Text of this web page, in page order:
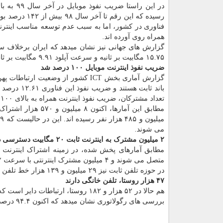
فناوری در کشور، اما به سبب عدم توسعه مناسب
همراه روی آورده اند.
گزارش های جهانی نیز نشان میدهد که ایران برخلاف
۱۵.۷۵ مگابیت بر ثانیه و سرعت آپلود ۹.۹۱ مگابیت بر ثانیه در رتبه ۱۲۹ در بین کشورهای جهان قرار دارد.
ضریب نفوذ اینترنت موبایل ۱۰۰ درصد شد
تعداد مشترکان، ضریب نفوذ اینترنت همراه به بالای ۱۰۰ درصد رسیده و ۸۴ میلیون و ۱۹۶ هزار مشترک از اینترنت موبایل استفاده می نمایند.
می شوند.
۲ میلیون مشترک به اینترنت ثابت ۲۰ مگابیت دسترسی دارند
متصل می شوند و ۴ میلیون مشترک اینترنتی با سرعت ۲ تا ۱۰ مگابیت دارند.
در حوزه تلفن ثابت نیز ۲۹ میلیون و ۱۳۹ هزار خط تلفن در کشور فعال است و ضریب نفوذ آن به ۳۴.۶۷ درصد رسیده است.
۴۷ هزار روستا، تلفن خانگی دارند
هم حالا در ۵۲ هزار و ۱۸۲ روستا، ارتباطات دایر است که از این تعداد، ۴۷ هزار و ۸۳۷ روستا دارای تلفن خانگی هستند.
بررسی های رگولاتوری نشان میدهد که اکنون ۹۴.۴ درصد جاده های اصلی، ریلی و فرعی کشور تحت پوشش موبایل هستند.